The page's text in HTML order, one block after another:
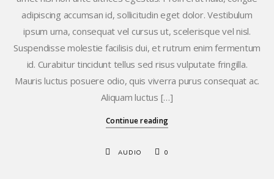
adipiscing accumsan id, sollicitudin eget dolor. Vestibulum
ipsum urna, consequat vel cursus ut, scelerisque vel nisl.
Suspendisse molestie facilisis dui, et rutrum enim fermentum
id. Curabitur tincidunt tellus sed risus vulputate fringilla.
Mauris luctus posuere odio, quis viverra purus consequat ac.
Aliquam luctus […]
Continue reading
AUDIO 0